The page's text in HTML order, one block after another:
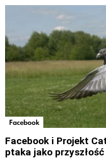
Facebook
Facebook i Projekt
ptaka jako